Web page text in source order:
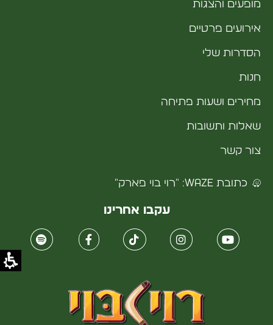
מופעים והצגות
אירועים פרטיים
הסדרות שלי
חנות
מחירים ושעות פתיחה
שאלות ותשובות
צור קשר
כתובת WAZE: "רוי בוי פארק"
עקבו אחרינו